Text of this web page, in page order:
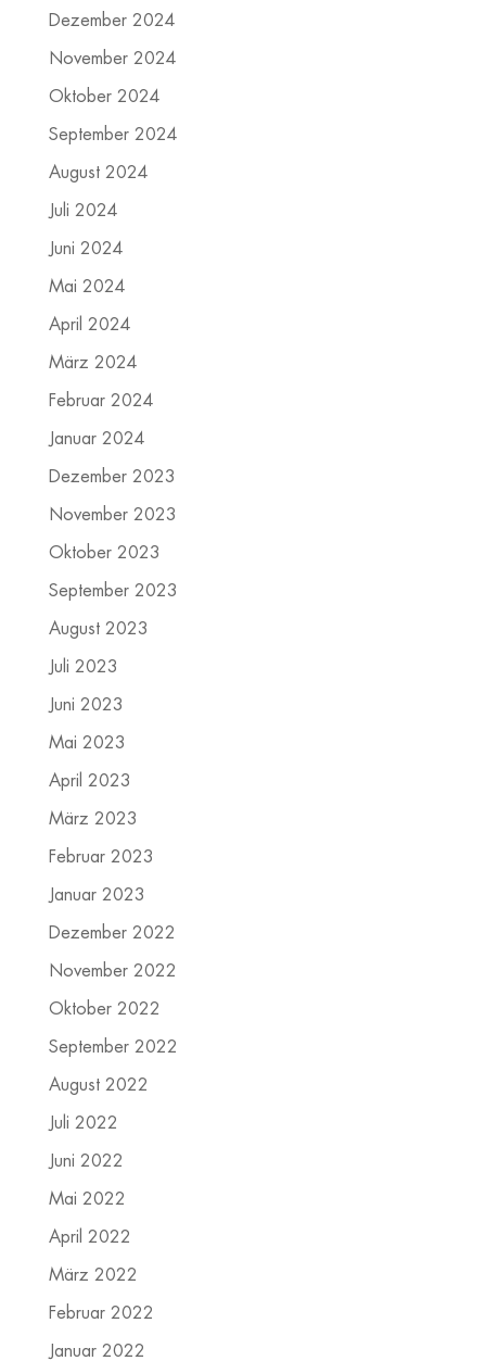
Dezember 2024
November 2024
Oktober 2024
September 2024
August 2024
Juli 2024
Juni 2024
Mai 2024
April 2024
März 2024
Februar 2024
Januar 2024
Dezember 2023
November 2023
Oktober 2023
September 2023
August 2023
Juli 2023
Juni 2023
Mai 2023
April 2023
März 2023
Februar 2023
Januar 2023
Dezember 2022
November 2022
Oktober 2022
September 2022
August 2022
Juli 2022
Juni 2022
Mai 2022
April 2022
März 2022
Februar 2022
Januar 2022